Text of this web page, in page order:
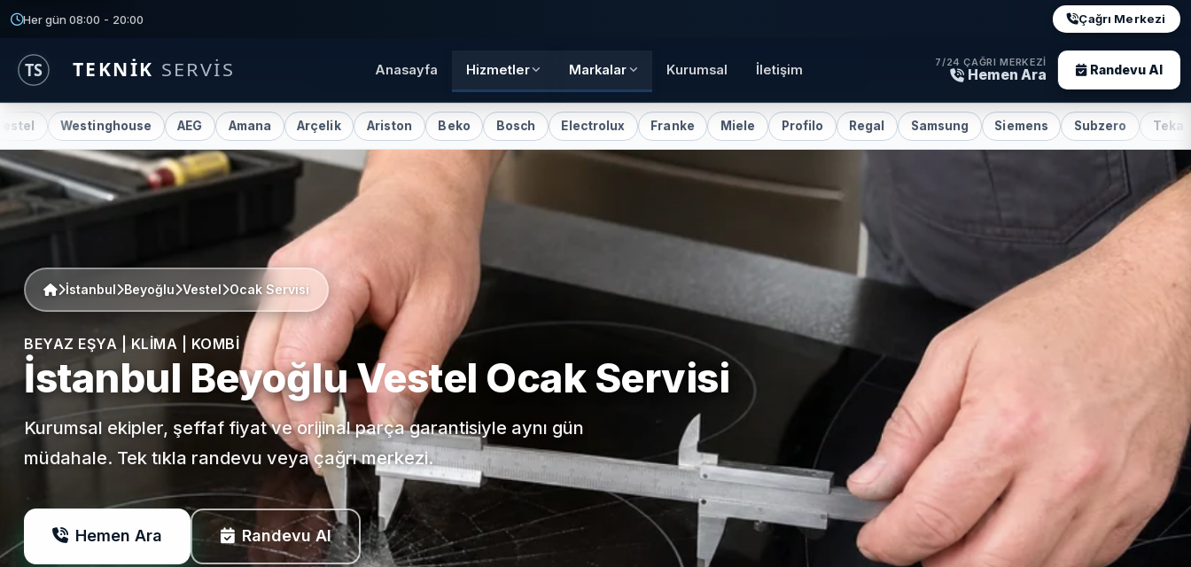
Her gün 08:00 - 20:00 Çağrı Merkezi
Anasayfa Hizmetler Markalar Kurumsal İletişim 7/24 ÇAĞRI MERKEZI
Hemen Ara Randevu Al
AEG Amana Arçelik Ariston Beko Bosch Electrolux Franke Miele Profilo Regal Samsung Siemens Subzero Teka Vestel
İstanbul Beyoğlu Vestel Ocak Servisi
BEYAZ EŞYA | KLIMA | KOMBI
İstanbul BeyoğluVestel Ocak Servisi
Kurumsal ekipler, şeffaf fiyat ve orijinal parça garantisiyle aynı gün
müdahale. Tek tıkla randevu veya çağrı merkezi.
Hemen Ara Randevu Al